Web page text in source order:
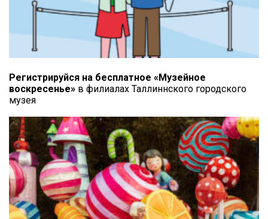
Регистрируйся на бесплатное «Музейное
воскресенье» в филиалах Таллиннского городского
музея